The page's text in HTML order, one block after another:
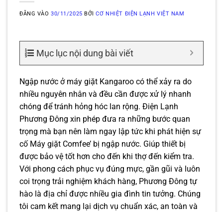
ĐĂNG VÀO30/11/2025 BỞICƠ NHIỆT ĐIỆN LẠNH VIỆT NAM
Mục lục nội dung bài viết
Ngập nước ở máy giặt Kangaroo có thể xảy ra do
nhiều nguyên nhân và đều cần được xử lý nhanh
chóng để tránh hỏng hóc lan rộng. Điện Lạnh
Phương Đông xin phép đưa ra những bước quan
trọng mà bạn nên làm ngay lập tức khi phát hiện sự
cố Máy giặt Comfee’ bị ngập nước. Giúp thiết bị
được bảo vệ tốt hơn cho đến khi thợ đến kiểm tra.
Với phong cách phục vụ đúng mực, gần gũi và luôn
coi trọng trải nghiệm khách hàng, Phương Đông tự
hào là địa chỉ được nhiều gia đình tin tưởng. Chúng
tôi cam kết mang lại dịch vụ chuẩn xác, an toàn và